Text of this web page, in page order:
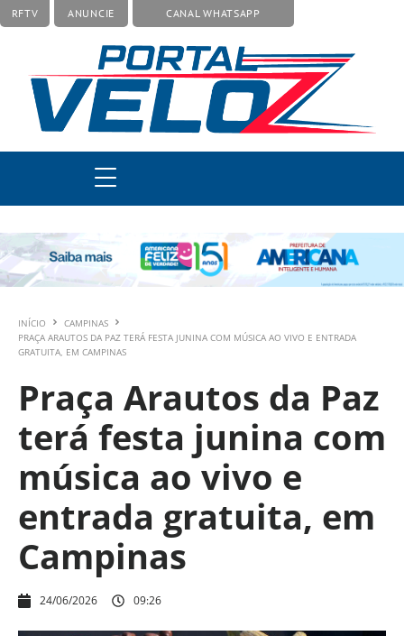
RFTV ANUNCIE CANAL WHATSAPP
INÍCIO
CAMPINAS
PRAÇA ARAUTOS DA PAZ TERÁ FESTA JUNINA COM MÚSICA AO VIVO E ENTRADA
GRATUITA, EM CAMPINAS
Praça Arautos da Paz
terá festa junina com
música ao vivo e
entrada gratuita, em
Campinas
24/06/2026 09:26